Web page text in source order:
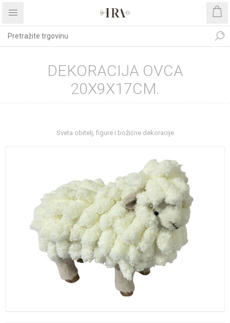
DEKORACIJA OVCA
20X9X17CM.
Sveta obitelj, figure i božićne dekoracije